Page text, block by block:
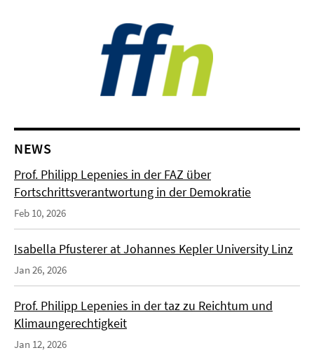
NEWS
Prof. Philipp Lepenies in der FAZ über
Fortschrittsverantwortung in der Demokratie
Feb 10, 2026
Isabella Pfusterer at Johannes Kepler University Linz
Jan 26, 2026
Prof. Philipp Lepenies in der taz zu Reichtum und
Klimaungerechtigkeit
Jan 12, 2026